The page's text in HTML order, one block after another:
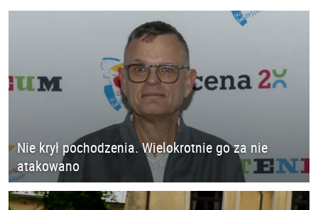
Nie krył pochodzenia. Wielokrotnie go za nie
atakowano